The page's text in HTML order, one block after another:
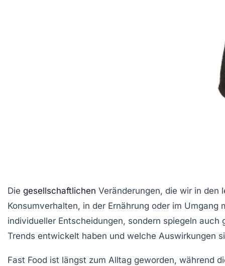
Die gesellschaftlichen Veränderungen, die wir in den
Konsumverhalten, in der Ernährung oder im
individueller Entscheidungen, sondern spiegeln
Trends entwickelt haben und welche Auswirkungen
Fast Food ist längst zum Alltag geworden, während